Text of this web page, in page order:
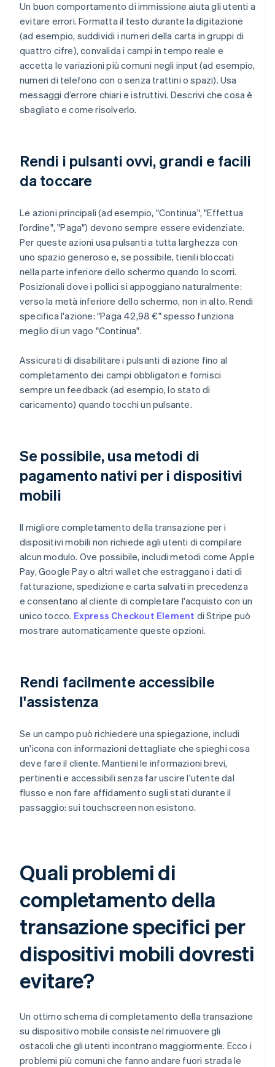
Un buon comportamento di immissione aiuta gli utenti a
evitare errori. Formatta il testo durante la digitazione
(ad esempio, suddividi i numeri della carta in gruppi di
quattro cifre), convalida i campi in tempo reale e
accetta le variazioni più comuni negli input (ad esempio,
numeri di telefono con o senza trattini o spazi). Usa
messaggi d’errore chiari e istruttivi. Descrivi che cosa è
sbagliato e come risolverlo.
Rendi i pulsanti ovvi, grandi e facili
da toccare
Le azioni principali (ad esempio, "Continua", "Effettua
l’ordine", "Paga") devono sempre essere evidenziate.
Per queste azioni usa pulsanti a tutta larghezza con
uno spazio generoso e, se possibile, tienili bloccati
nella parte inferiore dello schermo quando lo scorri.
Posizionali dove i pollici si appoggiano naturalmente:
verso la metà inferiore dello schermo, non in alto. Rendi
specifica l'azione: "Paga 42,98 €" spesso funziona
meglio di un vago "Continua".
Assicurati di disabilitare i pulsanti di azione fino al
completamento dei campi obbligatori e fornisci
sempre un feedback (ad esempio, lo stato di
caricamento) quando tocchi un pulsante.
Se possibile, usa metodi di
pagamento nativi per i dispositivi
mobili
Il migliore completamento della transazione per i
dispositivi mobili non richiede agli utenti di compilare
alcun modulo. Ove possibile, includi metodi come Apple
Pay, Google Pay o altri wallet che estraggano i dati di
fatturazione, spedizione e carta salvati in precedenza
e consentano al cliente di completare l'acquisto con un
unico tocco. Express Checkout Element di Stripe può
mostrare automaticamente queste opzioni.
Rendi facilmente accessibile
l'assistenza
Se un campo può richiedere una spiegazione, includi
un'icona con informazioni dettagliate che spieghi cosa
deve fare il cliente. Mantieni le informazioni brevi,
pertinenti e accessibili senza far uscire l'utente dal
flusso e non fare affidamento sugli stati durante il
passaggio: sui touchscreen non esistono.
Quali problemi di
completamento della
transazione specifici per
dispositivi mobili dovresti
evitare?
Un ottimo schema di completamento della transazione
su dispositivo mobile consiste nel rimuovere gli
ostacoli che gli utenti incontrano maggiormente. Ecco i
problemi più comuni che fanno andare fuori strada le